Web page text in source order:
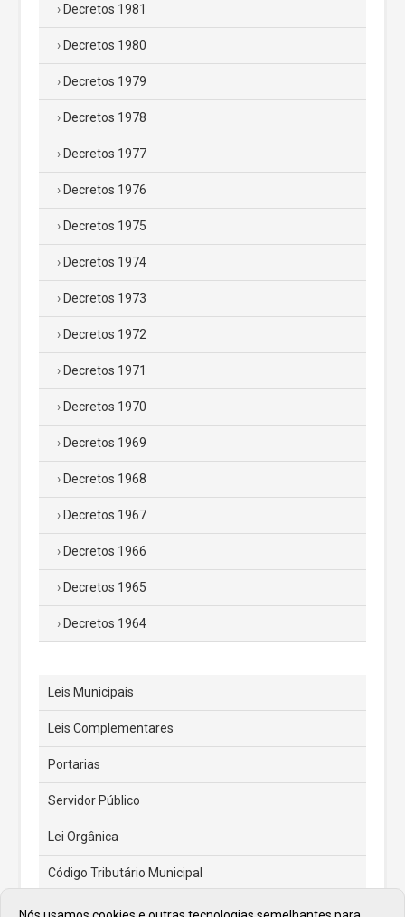
Decretos 1981
Decretos 1980
Decretos 1979
Decretos 1978
Decretos 1977
Decretos 1976
Decretos 1975
Decretos 1974
Decretos 1973
Decretos 1972
Decretos 1971
Decretos 1970
Decretos 1969
Decretos 1968
Decretos 1967
Decretos 1966
Decretos 1965
Decretos 1964
Leis Municipais
Leis Complementares
Portarias
Servidor Público
Lei Orgânica
Código Tributário Municipal
Feriados e Pontos Facultativos